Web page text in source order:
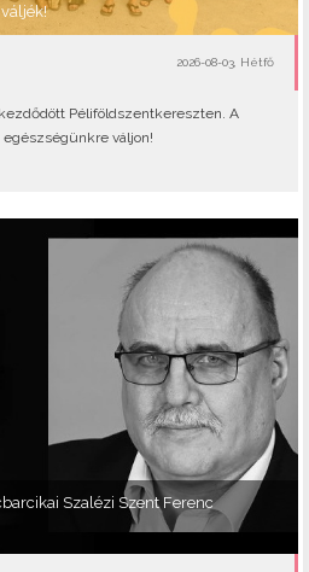
2026-08-03, Hétfő
Péliföldszentkereszten. A
váljon!
Szalézi Szent Ferenc